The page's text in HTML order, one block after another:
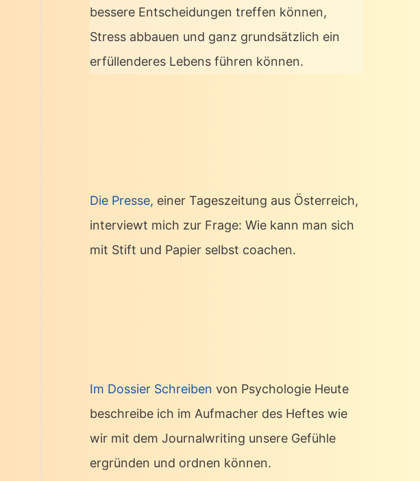
bessere Entscheidungen treffen können,
Stress abbauen und ganz grundsätzlich ein
erfüllenderes Lebens führen können.
Die Presse, einer Tageszeitung aus Österreich,
interviewt mich zur Frage: Wie kann man sich
mit Stift und Papier selbst coachen.
Im Dossier Schreiben von Psychologie Heute
beschreibe ich im Aufmacher des Heftes wie
wir mit dem Journalwriting unsere Gefühle
ergründen und ordnen können.